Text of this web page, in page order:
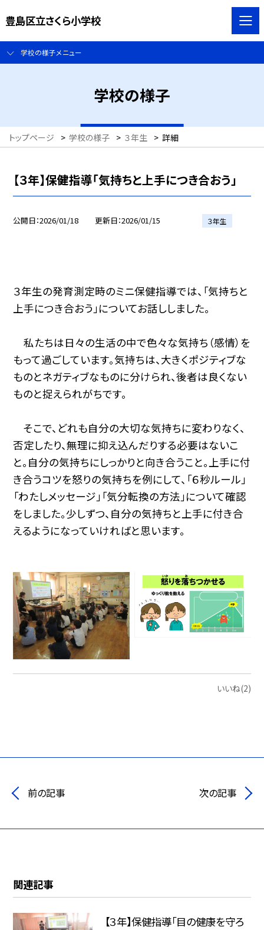
豊島区立さくら小学校
学校の様子メニュー
学校の様子
トップページ > 学校の様子 > ３年生 > 詳細
【３年】保健指導「気持ちと上手につき合おう」
公開日 2026/01/18 更新日 2026/01/15 ３年生
３年生の発育測定時のミニ保健指導では、「気持ちと
上手につき合おう」についてお話ししました。
私たちは日々の生活の中で色々な気持ち（感情）を
もって過ごしています。気持ちは、大きくポジティブな
ものとネガティブなものに分けられ、後者は良くない
ものと捉えられがちです。
そこで、どれも自分の大切な気持ちに変わりなく、
否定したり、無理に抑え込んだりする必要はないこ
と。自分の気持ちにしっかりと向き合うこと。上手に付
き合うコツを怒りの気持ちを例にして、「６秒ルール」
「わたしメッセージ」「気分転換の方法」について確認
をしました。少しずつ、自分の気持ちと上手に付き合
えるようになっていければと思います。
いいね(2)
前の記事 次の記事
関連記事
【３年】保健指導「目の健康を守ろ